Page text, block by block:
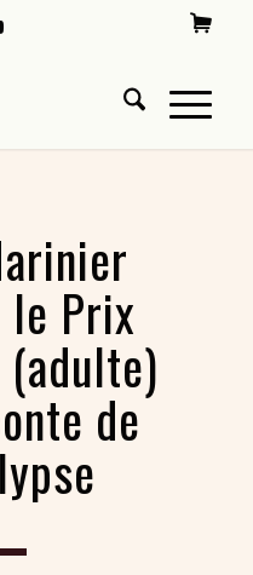
Prix
de